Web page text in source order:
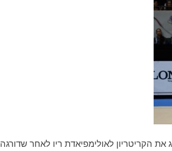
ריו לאחר שדורגה 7 בקרב רב אליפות העולם בריתמיקה